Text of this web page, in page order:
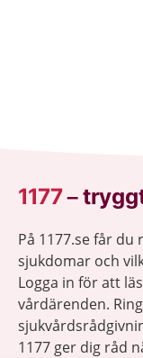
1177–
På 1177.se får
sjukdomar och
Logga in för att
vårdärenden.
1177 ger dig råd